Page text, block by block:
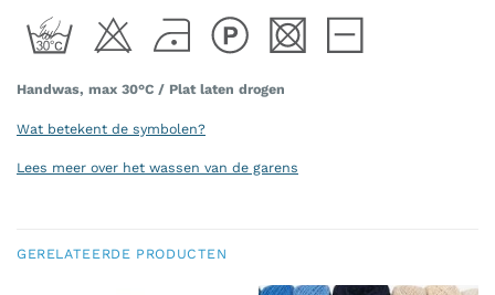
Handwas, max 30°C / Plat laten drogen
Wat betekent de symbolen?
Lees meer over het wassen van de garens
GERELATEERDE PRODUCTEN